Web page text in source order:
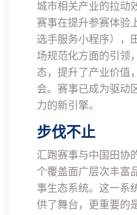
城市相关产业的拉动
赛事在提升参赛体验
选手服务小程序），
场规范化方面的引领
态，提升了产业价值
会。赛事已成为驱动
力的新引擎。
步伐不止
汇跑赛事与中国田协
个覆盖面广层次丰富
事生态系统。这一系
供了舞台，更重要的